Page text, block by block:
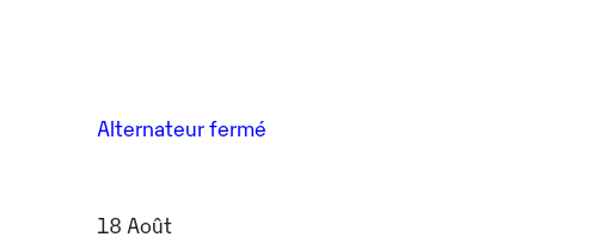
Alternateur fermé
18 Août